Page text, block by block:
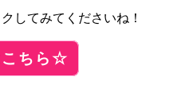
してみてくださいね！
こちら☆